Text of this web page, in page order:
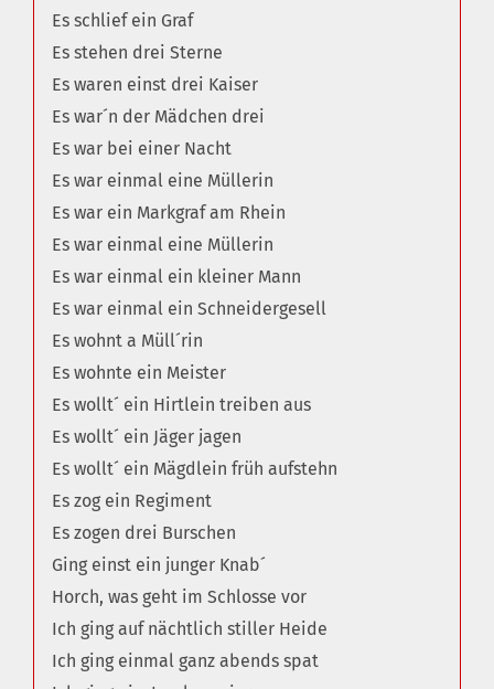
Es schlief ein Graf
Es stehen drei Sterne
Es waren einst drei Kaiser
Es war´n der Mädchen drei
Es war bei einer Nacht
Es war einmal eine Müllerin
Es war ein Markgraf am Rhein
Es war einmal eine Müllerin
Es war einmal ein kleiner Mann
Es war einmal ein Schneidergesell
Es wohnt a Müll´rin
Es wohnte ein Meister
Es wollt´ ein Hirtlein treiben aus
Es wollt´ ein Jäger jagen
Es wollt´ ein Mägdlein früh aufstehn
Es zog ein Regiment
Es zogen drei Burschen
Ging einst ein junger Knab´
Horch, was geht im Schlosse vor
Ich ging auf nächtlich stiller Heide
Ich ging einmal ganz abends spat